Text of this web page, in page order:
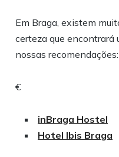
Em Braga, existem
certeza que encontrará
nossas recomendações:
€
inBraga Hostel
Hotel Ibis Braga